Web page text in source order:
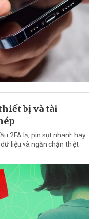
bị và tài
2FA lạ, pin sụt nhanh hay
liệu và ngăn chặn thiệt